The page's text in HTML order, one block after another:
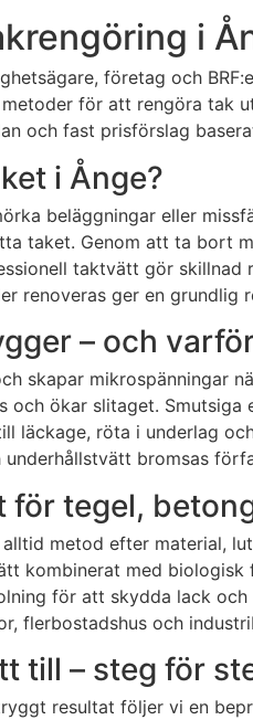
i
företag och
för att rengöra tak
och fast prisförslag
i Ånge?
beläggningar eller
taket. Genom att ta bort
taktvätt gör
renoveras ger en
– och
skapar mikrospänningar
och ökar slitaget.
läckage, röta i underlag
bromsas
tegel,
alltid metod efter material,
kombinerat med biologisk
för att skydda lack
flerbostadshus och
till – steg för
resultat följer vi en